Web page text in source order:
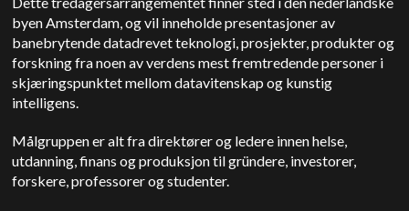
byen Amsterdam, og vil inneholde presentasjoner av
banebrytende datadrevet teknologi, prosjekter, produkter og
forskning fra noen av verdens mest fremtredende personer i
skjæringspunktet mellom datavitenskap og kunstig
intelligens.
Målgruppen er alt fra direktører og ledere innen helse,
utdanning, finans og produksjon til gründere, investorer,
forskere, professorer og studenter.